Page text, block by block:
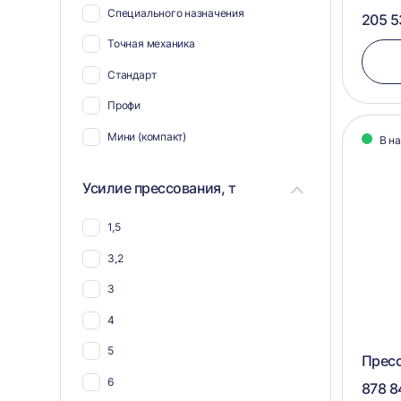
Специального назначения
Точная механика
Стандарт
Профи
Мини (компакт)
Усилие прессования, т
1,5
3,2
3
4
5
6
205
В
878